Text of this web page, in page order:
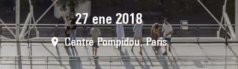
27 ene 2018
Centre Pompidou, Paris